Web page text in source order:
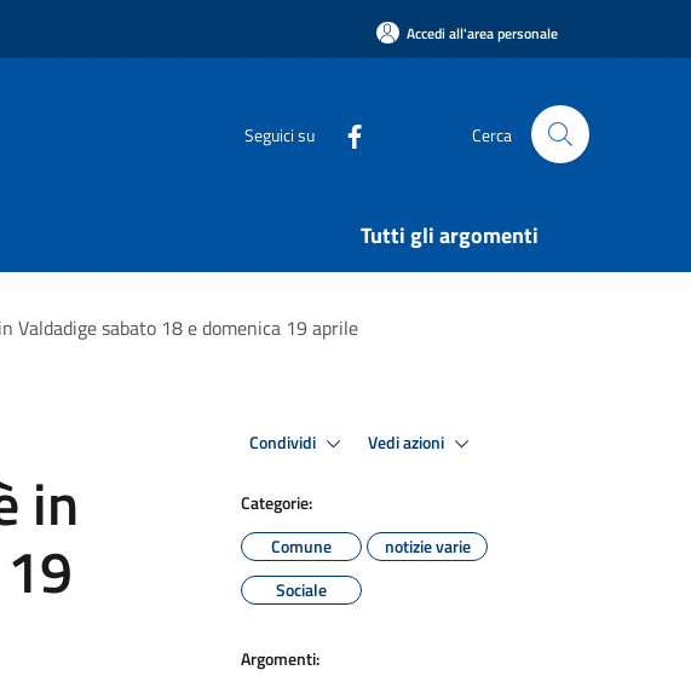
Accedi all'area personale
Seguici su Cerca
Tutti gli argomenti
Valdadige sabato 18 e domenica 19 aprile
in
Condividi Vedi azioni
Categorie:
Comune
notizie varie
Sociale
Argomenti: